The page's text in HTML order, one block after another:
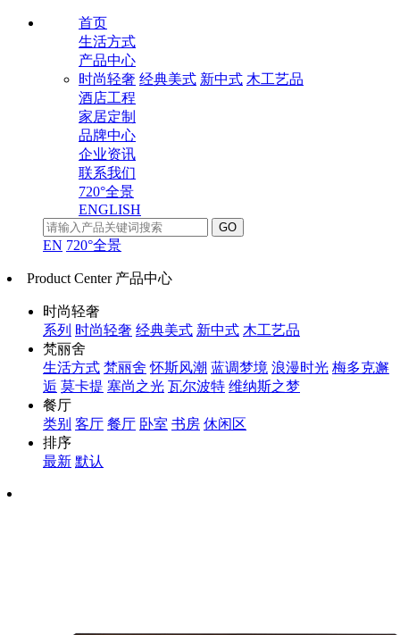
首页
生活方式
产品中心
时尚轻奢 经典美式 新中式 木工艺品
酒店工程
家居定制
品牌中心
企业资讯
联系我们
720°全景
ENGLISH
EN 720°全景
Product Center 产品中心
时尚轻奢
系列 时尚轻奢 经典美式 新中式 木工艺品
梵丽舍
生活方式 梵丽舍 怀斯风潮 蓝调梦境 浪漫时光 梅多克邂
逅 莫卡提 塞尚之光 瓦尔波特 维纳斯之梦
餐厅
类别 客厅 餐厅 卧室 书房 休闲区
排序
最新 默认